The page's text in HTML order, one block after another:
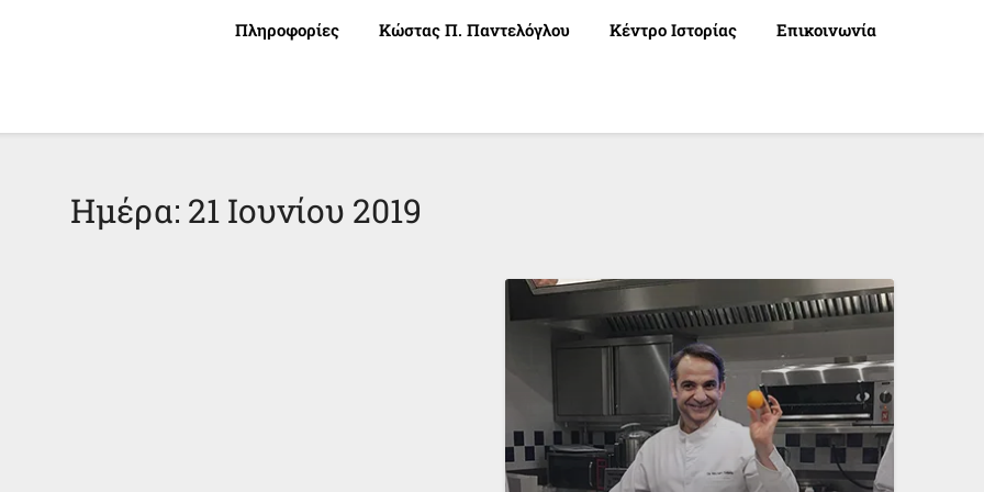
Πληροφορίες Κώστας Π. Παντελόγλου Κέντρο Ιστορίας Επικοινωνία
Ημέρα: 21 Ιουνίου 2019